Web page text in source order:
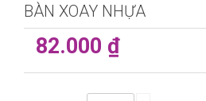
BÀN XOAY NHỰA
82.000 ₫